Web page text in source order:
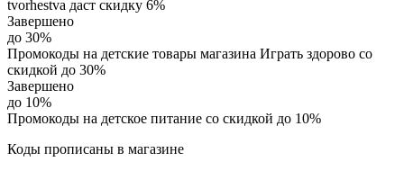
tvorhestva даст скидку 6%
Завершено
до 30%
Промокоды на детские товары магазина Играть здорово со
скидкой до 30%
Завершено
до 10%
Промокоды на детское питание со скидкой до 10%
Коды прописаны в магазине